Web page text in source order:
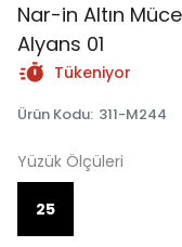
Nar-in Altın
Alyans 01
Tükeniyor
Ürün Kodu: 311-M244
Yüzük Ölçüleri
25